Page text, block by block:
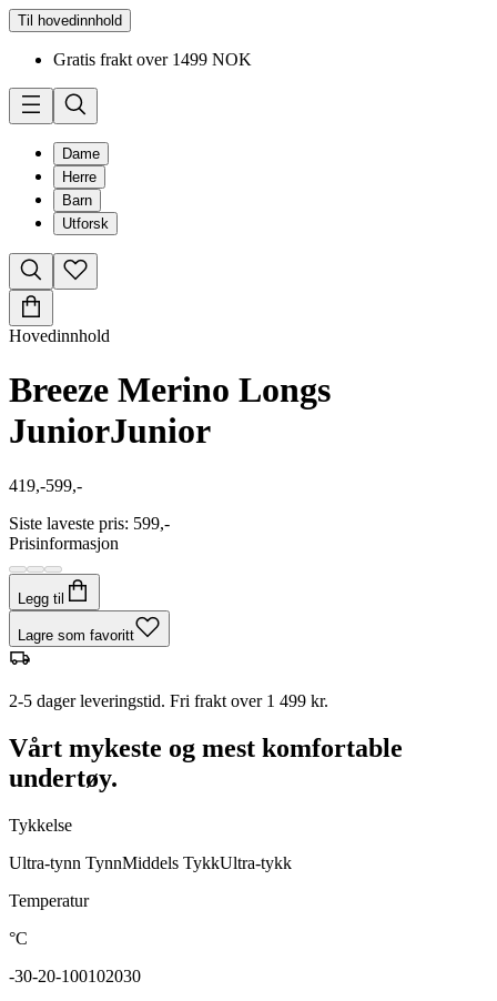
Til hovedinnhold
Gratis frakt over 1499 NOK
Dame
Herre
Barn
Utforsk
Hovedinnhold
Breeze Merino Longs
JuniorJunior
419,-599,-
Siste laveste pris: 599,-
Prisinformasjon
Legg til
Lagre som favoritt
2-5 dager leveringstid. Fri frakt over 1 499 kr.
Vårt mykeste og mest komfortable
undertøy.
Tykkelse
Ultra-tynn TynnMiddels TykkUltra-tykk
Temperatur
°C
-30-20-100102030